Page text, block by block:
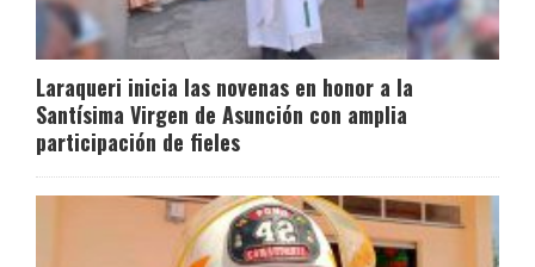
Laraqueri inicia las novenas en honor a la
Santísima Virgen de Asunción con amplia
participación de fieles